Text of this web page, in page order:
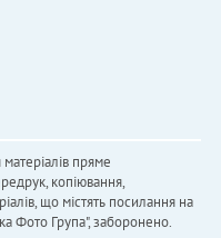
пряме
копіювання,
що містять посилання на
Фото Група", заборонено.